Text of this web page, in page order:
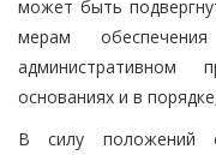
может быть
мерам
основаниях и в
В силу положений